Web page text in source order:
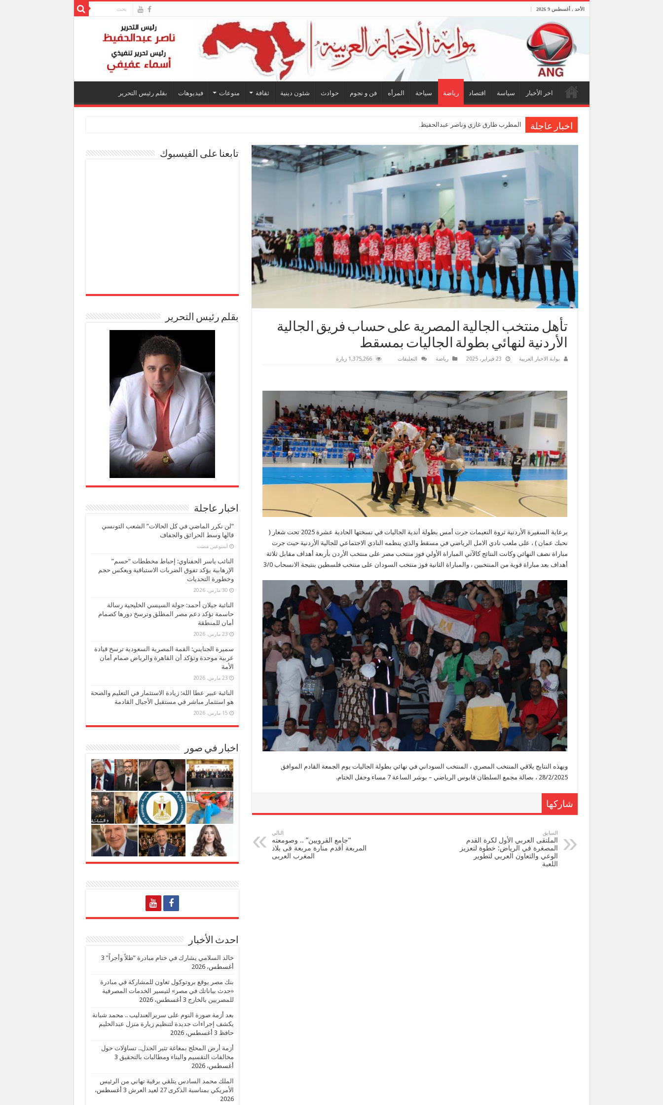
الأحد , أغسطس 9 2026
اخر الأخبار سياسة اقتصاد رياضة سياحة المرأه فن و نجوم حوادث شئون دينية ثقافة منوعات فيديوهات بقلم رئيس التحرير
اخبار عاجلة المطرب طارق غازي وناصر عبدالحفيظ.. شراكة فنية ترسم ملامح
تأهل منتخب الجالية المصرية على حساب فريق الجالية
الأردنية لنهائي بطولة الجاليات بمسقط
بوابة الاخبار العربية 23 فبراير، 2025 رياضة التعليقات
على
حساب
الجالية
الأردنية
لنهائي
بطولة
الجاليات
بمسقط
مغلقة
1,375,266 زيارة
برعاية السفيرة الأردنية ثروة النعيمات جرت أمس بطولة أندية الجاليات في نسختها الحادية عشرة 2025 تحت شعار (
نحبك عمان ) ، على ملعب نادي الامل الرياضي في مسقط والذي ينظمه النادي الاجتماعي للجالية الأردنية حيث جرت
مباراة نصف النهائي وكانت النتائج كالآتي المباراة الأولي فوز منتخب مصر على منتخب الأردن بأربعة أهداف مقابل ثلاثة
أهداف بعد مباراة قوية من المنتخبين ، والمباراة الثانية فوز منتخب السودان على منتخب فلسطين بنتيجة الانسحاب 3/0
وبهذه النتايج يلاقي المنتخب المصري ، المنتخب السوداني في نهائي بطولة الجاليات يوم الجمعة القادم الموافق
28/2/2025 ، بصالة مجمع السلطان قابوس الرياضي – بوشر الساعة 7 مساء وحفل الختام.
شاركها
السابق
الملتقى العربي الأول لكرة القدم
المصغرة في الرياض: خطوة لتعزيز
الوعي والتعاون العربي لتطوير
اللعبة
التالي
“جامع القرويين” .. وصومعته
المربعة أقدم منارة مربعة فى بلاد
المغرب العربى
تابعنا على الفيسبوك
بقلم رئيس التحرير
اخبار عاجلة
“لن نكرر الماضي في كل الحالات” الشعب التونسي
قالها وسط الحرائق والجفاف
‏أسبوعين مضت
النائب ياسر الحفناوي: إحباط مخططات “حسم”
الإرهابية يؤكد تفوق الضربات الاستباقية ويعكس حجم
وخطورة التحديات
30 مارس، 2026
النائبة جيلان أحمد: جولة السيسي الخليجية رسالة
حاسمة تؤكد دعم مصر المطلق وترسخ دورها كصمام
أمان للمنطقة
23 مارس، 2026
سميرة الجنايني: القمة المصرية السعودية ترسخ قيادة
عربية موحدة وتؤكد أن القاهرة والرياض صمام أمان
الأمة
23 مارس، 2026
النائبة عبير عطا الله: زيادة الاستثمار في التعليم والصحة
هو استثمار مباشر في مستقبل الأجيال القادمة
15 مارس، 2026
اخبار في صور
احدث الأخبار
خالد السلامي يشارك في ختام مبادرة “ظلاً وأجراً” 3
أغسطس، 2026
بنك مصر يوقع بروتوكول تعاون للمشاركة في مبادرة
«حدث بياناتك في مصر» لتيسير الخدمات المصرفية
للمصريين بالخارج 3 أغسطس، 2026
بعد أزمة صورة النوم على سريرالعندليب .. محمد شبانة
يكشف إجراءات جديدة لتنظيم زيارة منزل عبدالحليم
حافظ 3 أغسطس، 2026
أزمة أرض المحلج بمغاغة تثير الجدل.. تساؤلات حول
مخالفات التقسيم والبناء ومطالبات بالتحقيق 3
أغسطس، 2026
الملك محمد السادس يتلقي برقية تهاني من الرئيس
الأمريكي بمناسبة الذكرى 27 لعيد العرش
3 أغسطس،
2026